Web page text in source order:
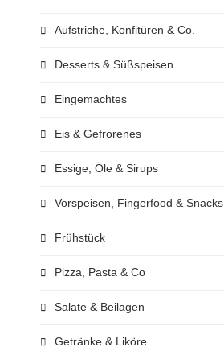
Aufstriche, Konfitüren & Co.
Desserts & Süßspeisen
Eingemachtes
Eis & Gefrorenes
Essige, Öle & Sirups
Vorspeisen, Fingerfood & Snacks
Frühstück
Pizza, Pasta & Co
Salate & Beilagen
Getränke & Liköre